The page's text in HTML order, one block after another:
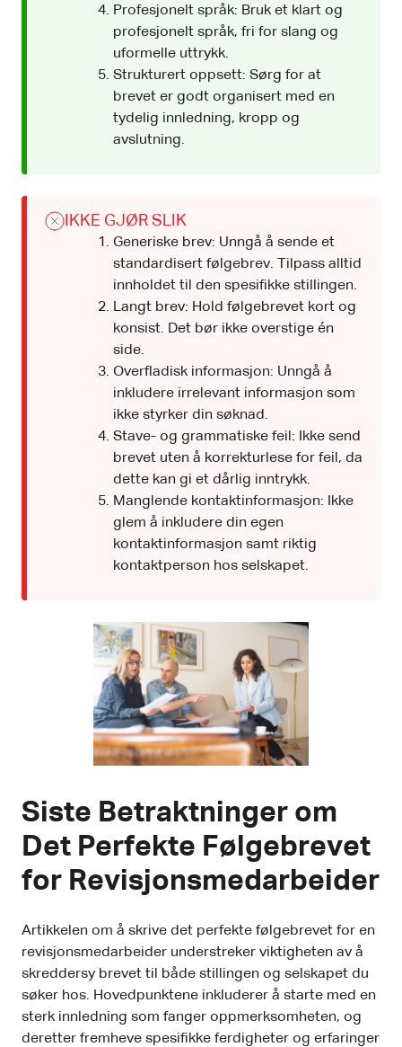
Profesjonelt språk: Bruk et klart og
profesjonelt språk, fri for slang og
uformelle uttrykk.
Strukturert oppsett: Sørg for at
brevet er godt organisert med en
tydelig innledning, kropp og
avslutning.
IKKE GJØR SLIK
Generiske brev: Unngå å sende et
standardisert følgebrev. Tilpass alltid
innholdet til den spesifikke stillingen.
Langt brev: Hold følgebrevet kort og
konsist. Det bør ikke overstige én
side.
Overfladisk informasjon: Unngå å
inkludere irrelevant informasjon som
ikke styrker din søknad.
Stave- og grammatiske feil: Ikke send
brevet uten å korrekturlese for feil, da
dette kan gi et dårlig inntrykk.
Manglende kontaktinformasjon: Ikke
glem å inkludere din egen
kontaktinformasjon samt riktig
kontaktperson hos selskapet.
Siste Betraktninger om
Det Perfekte Følgebrevet
for Revisjonsmedarbeider
Artikkelen om å skrive det perfekte følgebrevet for en
revisjonsmedarbeider understreker viktigheten av å
skreddersy brevet til både stillingen og selskapet du
søker hos. Hovedpunktene inkluderer å starte med en
sterk innledning som fanger oppmerksomheten, og
deretter fremheve spesifikke ferdigheter og erfaringer